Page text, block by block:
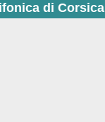
di Corsica